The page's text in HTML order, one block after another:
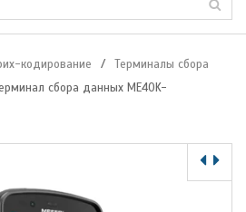
кодирование /
Терминалы сбора
сбора данных ME40K-